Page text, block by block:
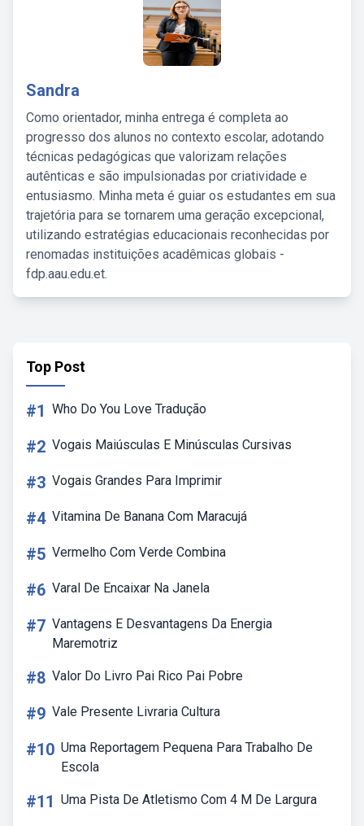
Sandra
Como orientador, minha entrega é completa ao
progresso dos alunos no contexto escolar, adotando
técnicas pedagógicas que valorizam relações
autênticas e são impulsionadas por criatividade e
entusiasmo. Minha meta é guiar os estudantes em sua
trajetória para se tornarem uma geração excepcional,
utilizando estratégias educacionais reconhecidas por
renomadas instituições acadêmicas globais -
fdp.aau.edu.et.
Top Post
#1 Who Do You Love Tradução
#2 Vogais Maiúsculas E Minúsculas Cursivas
#3 Vogais Grandes Para Imprimir
#4 Vitamina De Banana Com Maracujá
#5 Vermelho Com Verde Combina
#6 Varal De Encaixar Na Janela
#7 Vantagens E Desvantagens Da Energia
Maremotriz
#8 Valor Do Livro Pai Rico Pai Pobre
#9 Vale Presente Livraria Cultura
#10 Uma Reportagem Pequena Para Trabalho De
Escola
#11 Uma Pista De Atletismo Com 4 M De Largura